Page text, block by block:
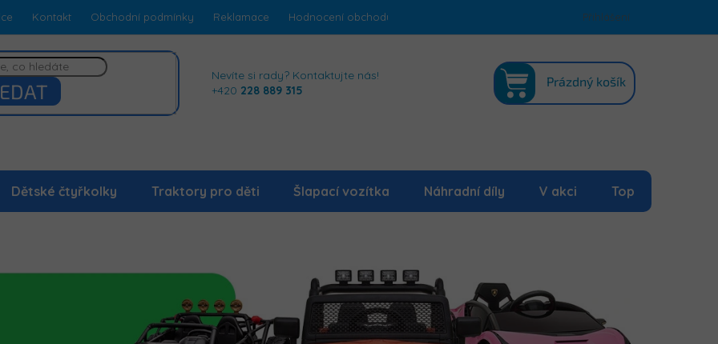
Kontakt Obchodní podmínky Reklamace Hodnocení obchodu Podmínky ochrany osobních údajů Mapa serveru
Přihlášení
Nevíte si rady? Kontaktujte nás!
+420 228 889 315
KOŠÍK
Prázdný košík
Dětské čtyřkolky Traktory pro děti Šlapací vozítka Náhradní díly V akci Top